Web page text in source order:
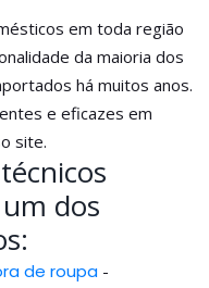
em toda região
da maioria dos
há muitos anos.
e eficazes em
site.
dos
de roupa -